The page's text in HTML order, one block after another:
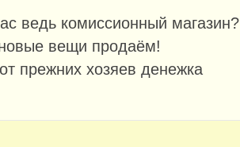
ведь комиссионный магазин?
вещи продаём!
прежних хозяев денежка